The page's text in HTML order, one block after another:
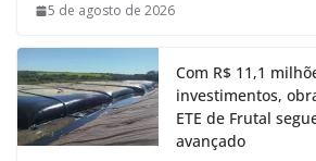
5 de agosto de 2026
Com R$ 11,1
investimentos,
ETE de Frutal
avançado